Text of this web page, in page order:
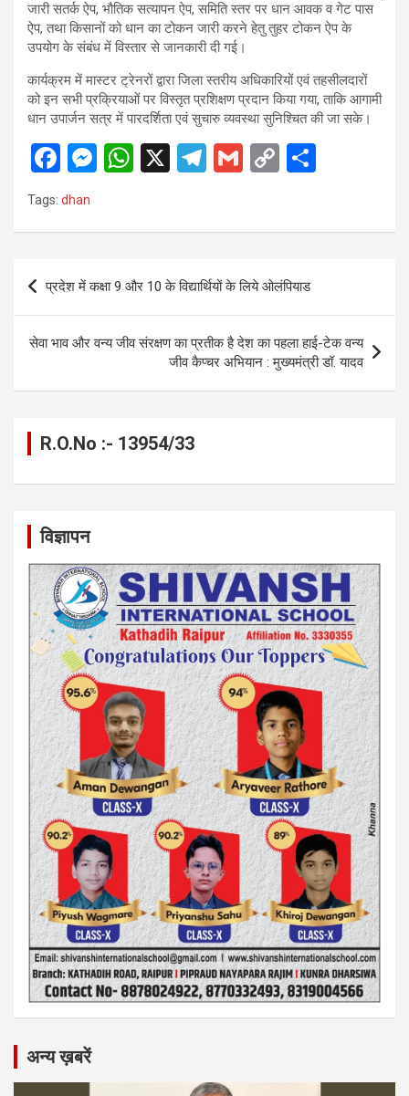
जारी सतर्क ऐप, भौतिक सत्यापन ऐप, समिति स्तर पर धान आवक व गेट पास
ऐप, तथा किसानों को धान का टोकन जारी करने हेतु तुहर टोकन ऐप के
उपयोग के संबंध में विस्तार से जानकारी दी गई।
कार्यक्रम में मास्टर ट्रेनरों द्वारा जिला स्तरीय अधिकारियों एवं तहसीलदारों
को इन सभी प्रक्रियाओं पर विस्तृत प्रशिक्षण प्रदान किया गया, ताकि आगामी
धान उपार्जन सत्र में पारदर्शिता एवं सुचारु व्यवस्था सुनिश्चित की जा सके।
F
a
ce
o
o
k
M
g
W
A
p
X
T
a
G
C
n
Tags: dhan
Post
navigation
प्रदेश में कक्षा 9 और 10 के विद्यार्थियों के लिये ओलंपियाड
सेवा भाव और वन्य जीव संरक्षण का प्रतीक है देश का पहला हाई-टेक वन्य
जीव कैप्चर अभियान : मुख्यमंत्री डॉ. यादव
R.O.No :- 13954/33
विज्ञापन
अन्य ख़बरें